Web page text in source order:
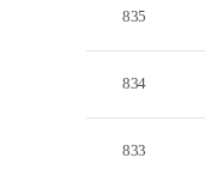
835
834
833